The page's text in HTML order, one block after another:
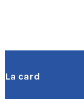
La card